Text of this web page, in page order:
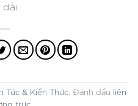
dài.
Tức & Kiến Thức. Đánh dấu
liên